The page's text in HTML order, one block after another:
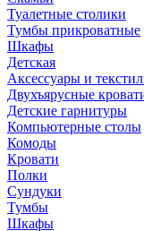
Туалетные столики
Тумбы прикроватные
Шкафы
Детская
Аксессуары и
Двухъярусные
Детские гарнитуры
Компьютерные столы
Комоды
Кровати
Полки
Сундуки
Тумбы
Шкафы